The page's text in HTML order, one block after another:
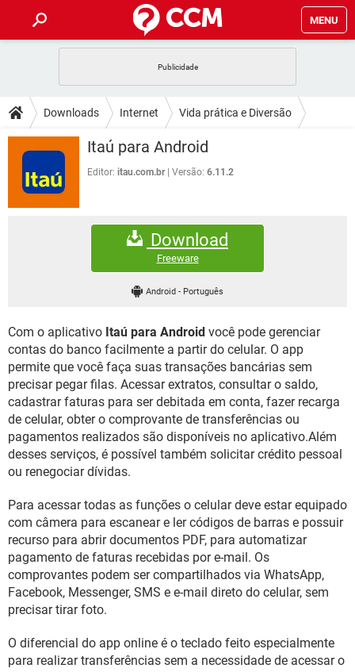
MENU
CELULAR FACEBOOK
EXCEL
INSTAGRAM GMAIL
DICAS
JOGOS
CELULAR
OUTLOOK
JOGOS WHATSAPP
EXCEL
GMAIL
FÓRUM
FACEBOOK
EXCEL
GMAIL
WHATSAPP
INSTAGRAM GMAIL
GUIA DE COMPRAS
Downloads Internet Vida prática e Diversão
Itaú para Android
Editor: itau.com.br Versão: 6.11.2
Download
Freeware
Android - Português
Com o aplicativo Itaú para Android você pode gerenciar
contas do banco facilmente a partir do celular. O app
permite que você faça suas transações bancárias sem
precisar pegar filas. Acessar extratos, consultar o saldo,
cadastrar faturas para ser debitada em conta, fazer recarga
de celular, obter o comprovante de transferências ou
pagamentos realizados são disponíveis no aplicativo.Além
desses serviços, é possível também solicitar crédito pessoal
ou renegociar dívidas.
Para acessar todas as funções o celular deve estar equipado
com câmera para escanear e ler códigos de barras e possuir
recurso para abrir documentos PDF, para automatizar
pagamento de faturas recebidas por e-mail. Os
comprovantes podem ser compartilhados via WhatsApp,
Facebook, Messenger, SMS e e-mail direto do celular, sem
precisar tirar foto.
O diferencial do app online é o teclado feito especialmente
para realizar transferências sem a necessidade de acessar o